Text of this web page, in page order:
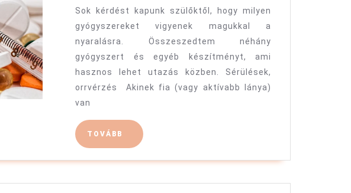
Sok kérdést kapunk szülőktől, hogy milyen
gyógyszereket vigyenek magukkal a
nyaralásra. Összeszedtem néhány
gyógyszert és egyéb készítményt, ami
hasznos lehet utazás közben. Sérülések,
orrvérzés Akinek fia (vagy aktívabb lánya)
van
TOVÁBB TOVÁBB